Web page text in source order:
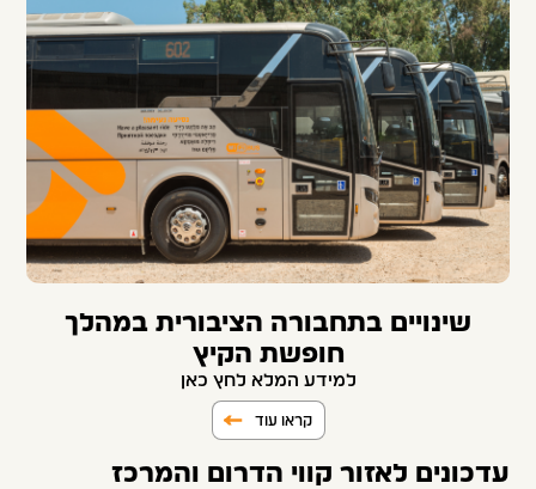
שינויים בתחבורה הציבורית במהלך
חופשת הקיץ
למידע המלא לחץ כאן
קראו עוד
עדכונים לאזור קווי הדרום והמרכז